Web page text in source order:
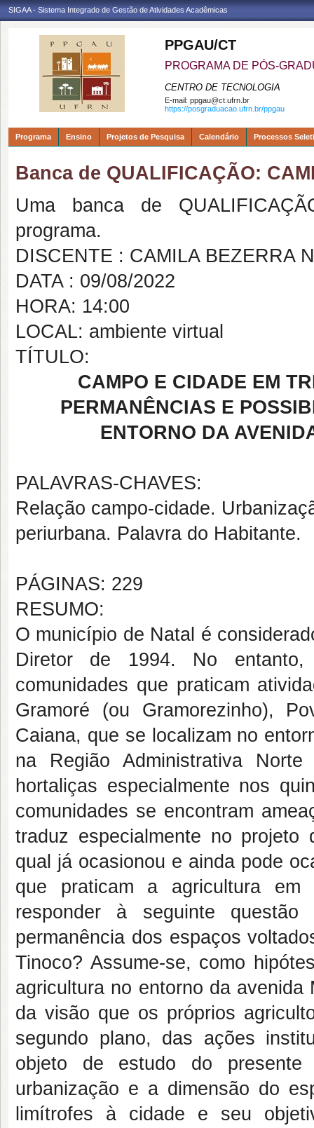
SIGAA - Sistema Integrado de Gestão de Atividades Acadêmicas
PPGAU/CT
PROGRAMA DE PÓS-
CENTRO DE TECNOLOGIA
E-mail: ppgau@ct.ufrn.br
https://posgraduacao.ufrn.br/ppgau
Programa Ensino Projetos de Pesquisa Calendário Processos
Banca de QUALIFICAÇÃO:
Uma banca de
programa.
DISCENTE : CAMILA BEZERRA
DATA : 09/08/2022
HORA: 14:00
LOCAL: ambiente virtual
TÍTULO:
CAMPO E CIDADE EM
PERMANÊNCIAS E
ENTORNO DA
PALAVRAS-CHAVES:
Relação campo-cidade.
periurbana. Palavra do Habitante.
PÁGINAS: 229
RESUMO:
O município de Natal é
Diretor de 1994. No
comunidades que praticam
Gramoré (ou Gramorezinho),
Caiana, que se localizam no
na Região Administrativa
hortaliças especialmente nos
comunidades se encontram
traduz especialmente no
qual já ocasionou e ainda pode
que praticam a agricultura
responder à seguinte
permanência dos espaços
Tinoco? Assume-se, como
agricultura no entorno da avenida
da visão que os próprios
segundo plano, das ações
objeto de estudo do
urbanização e a dimensão do
limítrofes à cidade e seu